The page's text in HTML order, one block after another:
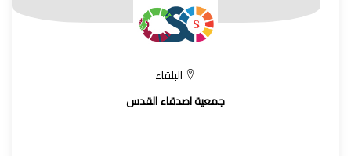
البلقاء
جمعية اصدقاء القدس